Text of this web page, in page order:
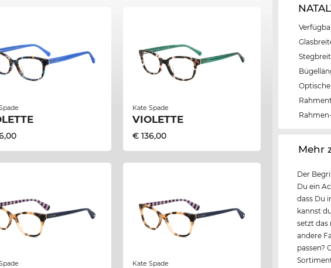
Kate Spade
VIOLETTE
€ 136,00
Kate Spade
‌Mehr
Der
Du ein
dass Du
kannst
setzt das
andere
passen?